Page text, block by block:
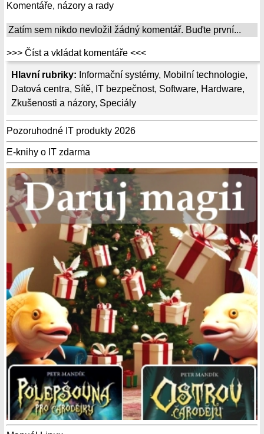
Hlavní rubriky: Informační systémy, Mobilní technologie,
Datová centra, Sítě, IT bezpečnost, Software, Hardware,
Zkušenosti a názory, Speciály
Pozoruhodné IT produkty 2026
E-knihy o IT zdarma
Komentáře, názory a rady
Zatím sem nikdo nevložil žádný komentář. Buďte první...
>>> Číst a vkládat komentáře <<<